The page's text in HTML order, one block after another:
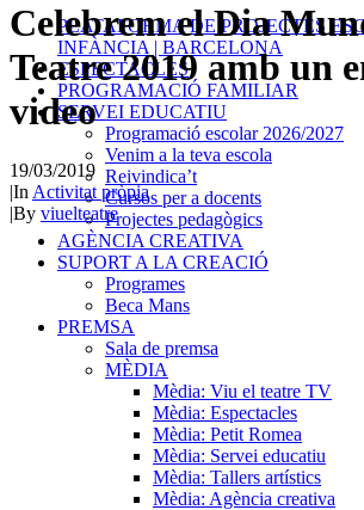
PLATAFORMA DE PROJECTES
INFÀNCIA | BARCELONA
ESPECTACLES
PROGRAMACIÓ FAMILIAR
SERVEI EDUCATIU
Programació escolar 2026/2027
Venim a la teva escola
Reivindica’t
Cursos per a docents
Projectes pedagògics
AGÈNCIA CREATIVA
SUPORT A LA CREACIÓ
Programes
Beca Mans
PREMSA
Sala de premsa
MÈDIA
Mèdia: Viu el teatre TV
Mèdia: Espectacles
Mèdia: Petit Romea
Mèdia: Servei educatiu
Mèdia: Tallers artístics
Mèdia: Agència creativa
Celebrem el Dia
Teatre 2019 amb un
video
19/03/2019
|In Activitat pròpia
|By viuelteatre